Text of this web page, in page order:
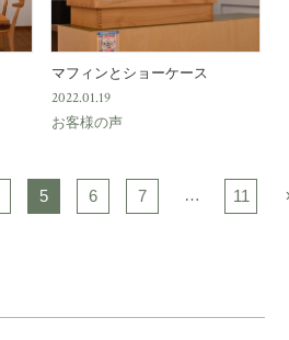
マフィンとショーケース
2022.01.19
お客様の声
5 6 7 … 11